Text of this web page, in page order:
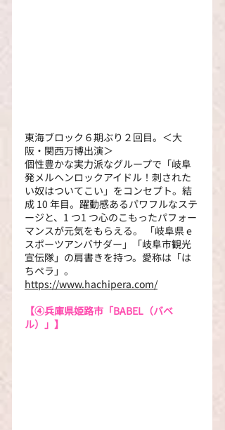
東海ブロック６期ぶり２回目。＜大
阪・関西万博出演＞
個性豊かな実力派なグループで「岐阜
発メルヘンロックアイドル！刺された
い奴はついてこい」をコンセプト。結
成 10 年目。躍動感あるパワフルなステ
ージと、1 つ1 つ心のこもったパフォー
マンスが元気をもらえる。 「岐阜県 e
スポーツアンバサダー」「岐阜市観光
宣伝隊」の肩書きを持つ。愛称は「は
ちペラ」。
https://www.hachipera.com/
【④兵庫県姫路市「BABEL（バベ
ル）」】